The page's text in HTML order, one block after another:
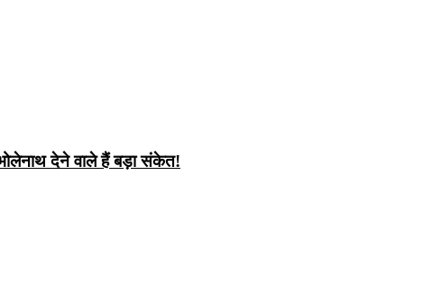
देने वाले हैं बड़ा संकेत!